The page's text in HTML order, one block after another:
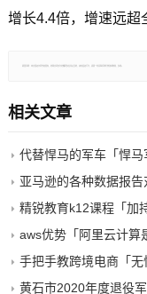
增长4.4倍，增速远超
相关文章
代替悍马的军车「悍马
亚马逊的各种数据报告对
精锐教育k12课程「加
aws优势「阿里云计算
手把手教跨境电商「无
黄石市2020年度退役军人